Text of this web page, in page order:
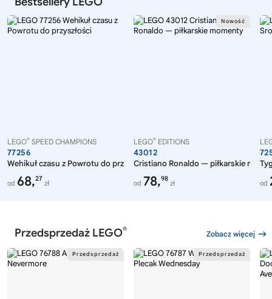
LEGO® SPEED CHAMPIONS
77256
Wehikuł czasu z Powrotu do przyszłości
od 68,27
zł
LEGO® EDITIONS
43012
Cristiano Ronaldo — piłkarskie
od 78,98
zł od
Przedsprzedaż LEGO® Zobacz więcej